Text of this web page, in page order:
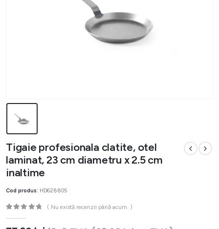
Tigaie profesionala clatite, otel
laminat, 23 cm diametru x 2.5 cm
inaltime
Cod produs: HD628805
( Nu există recenzii până acum. )